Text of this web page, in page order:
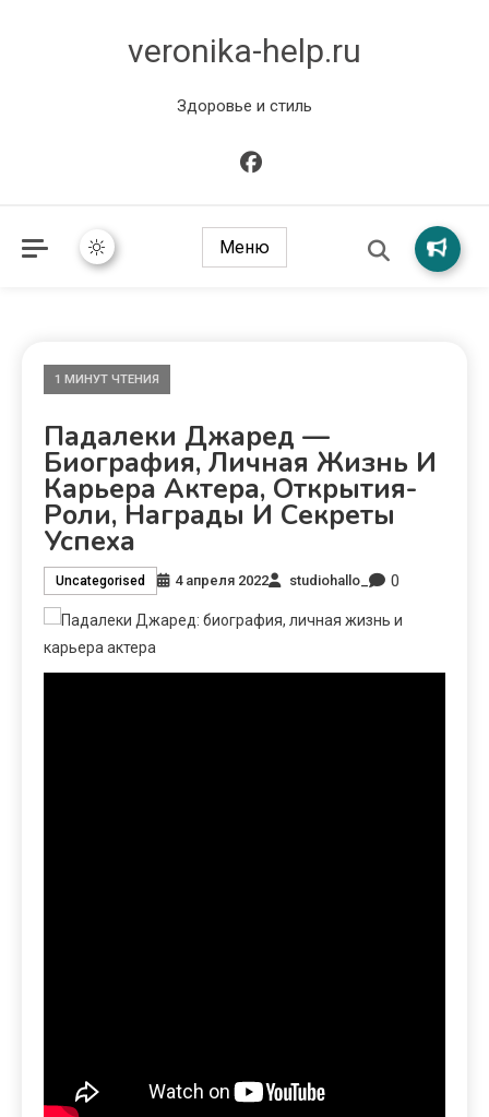
veronika-help.ru
Здоровье и стиль
Меню
1 МИНУТ ЧТЕНИЯ
Падалеки Джаред —
Биография, Личная Жизнь И
Карьера Актера, Открытия-
Роли, Награды И Секреты
Успеха
Uncategorised 4 апреля 2022 studiohallo_ 0